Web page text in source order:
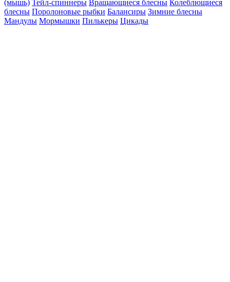
(мышь) Тейл-спиннеры Вращающиеся блесны Колеблющиеся
блесны Поролоновые рыбки Балансиры Зимние блесны
Мандулы Мормышки Пилькеры Цикады